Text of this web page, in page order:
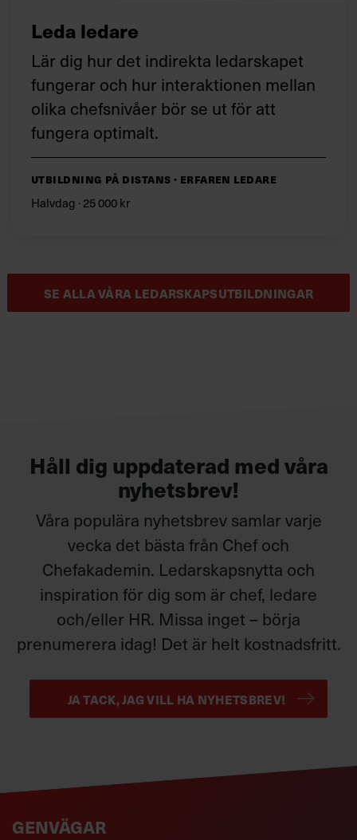
Leda ledare
Lär dig hur det indirekta ledarskapet
fungerar och hur interaktionen mellan
olika chefsnivåer bör se ut för att
fungera optimalt.
Utbildning på distans · Erfaren ledare
Halvdag · 25 000 kr
SE ALLA VÅRA LEDARSKAPSUTBILDNINGAR
Håll dig uppdaterad med våra
nyhetsbrev!
Våra populära nyhetsbrev samlar varje
vecka det bästa från Chef och
Chefakademin. Ledarskapsnytta och
inspiration för dig som är chef, ledare
och/eller HR. Missa inget – börja
prenumerera idag! Det är helt kostnadsfritt.
JA TACK, JAG VILL HA NYHETSBREV!
GENVÄGAR